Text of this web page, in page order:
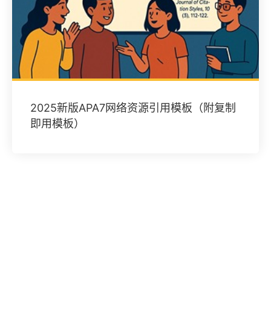
2025新版APA7网络资源引用模板（附复制
即用模板）